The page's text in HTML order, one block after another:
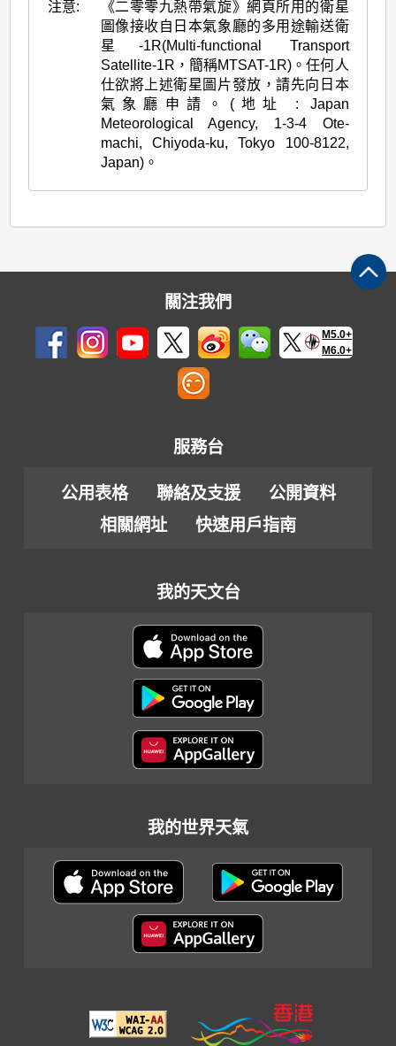
注意:
《二零零九熱帶氣旋》網頁所用的衛星
圖像接收自日本氣象廳的多用途輸送衛
星-1R(Multi-functional Transport
Satellite-1R，簡稱MTSAT-1R)。任何人
仕欲將上述衛星圖片發放，請先向日本
氣象廳申請。(地址 : Japan
Meteorological Agency, 1-3-4 Ote-
machi, Chiyoda-ku, Tokyo 100-8122,
Japan)。
關注我們
M5.0+
M6.0+
服務台
公用表格 聯絡及支援
公開資料
相關網址
快速用戶指南
我的天文台
我的世界天氣